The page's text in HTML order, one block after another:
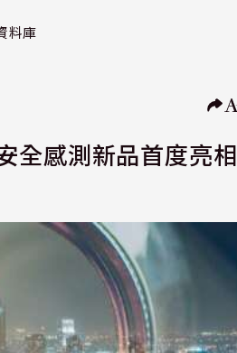
料庫
全感測新品首度亮相